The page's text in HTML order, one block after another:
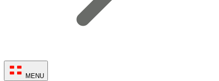
MENU